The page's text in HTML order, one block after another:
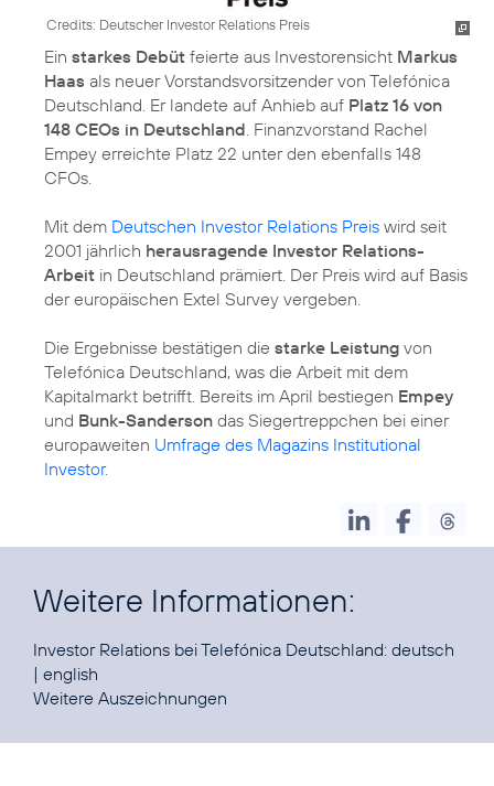
Credits: Deutscher Investor Relations Preis
Ein starkes Debüt feierte aus Investorensicht Markus
Haas als neuer Vorstandsvorsitzender von Telefónica
Deutschland. Er landete auf Anhieb auf Platz 16 von
148 CEOs in Deutschland . Finanzvorstand Rachel
Empey erreichte Platz 22 unter den ebenfalls 148
CFOs.
Mit dem Deutschen Investor Relations Preis wird seit
2001 jährlich herausragende Investor Relations-
Arbeit in Deutschland prämiert. Der Preis wird auf Basis
der europäischen Extel Survey vergeben.
Die Ergebnisse bestätigen die starke Leistung von
Telefónica Deutschland, was die Arbeit mit dem
Kapitalmarkt betrifft. Bereits im April bestiegen Empey
und Bunk-Sanderson das Siegertreppchen bei einer
europaweiten Umfrage des Magazins Institutional
Investor.
Weitere Informationen:
Investor Relations bei Telefónica Deutschland: deutsch
| english
Weitere Auszeichnungen